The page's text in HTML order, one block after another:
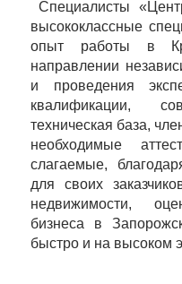
Специалисты
высококлассные
опыт работы в
направлении
и проведения
квалификации,
техническая база,
необходимые
слагаемые,
для своих
недвижимости,
бизнеса в
быстро и на высоком